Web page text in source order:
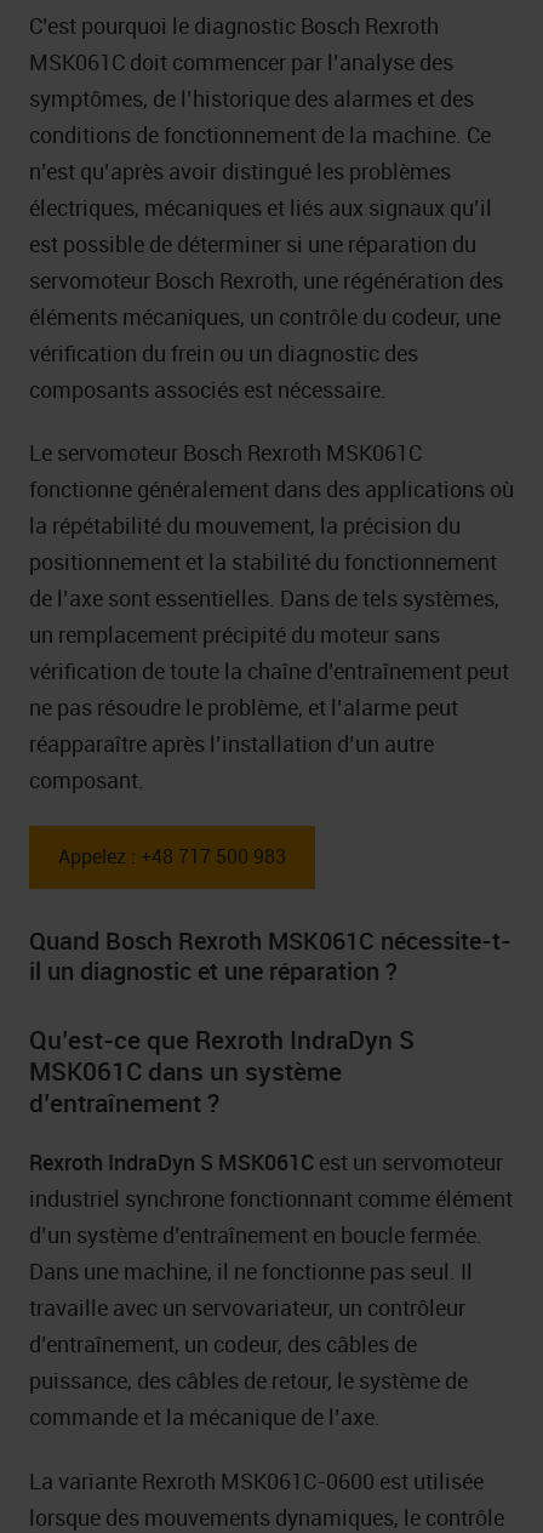
C’est pourquoi le diagnostic Bosch Rexroth
MSK061C doit commencer par l’analyse des
symptômes, de l’historique des alarmes et des
conditions de fonctionnement de la machine. Ce
n’est qu’après avoir distingué les problèmes
électriques, mécaniques et liés aux signaux qu’il
est possible de déterminer si une réparation du
servomoteur Bosch Rexroth, une régénération des
éléments mécaniques, un contrôle du codeur, une
vérification du frein ou un diagnostic des
composants associés est nécessaire.
Le servomoteur Bosch Rexroth MSK061C
fonctionne généralement dans des applications où
la répétabilité du mouvement, la précision du
positionnement et la stabilité du fonctionnement
de l’axe sont essentielles. Dans de tels systèmes,
un remplacement précipité du moteur sans
vérification de toute la chaîne d’entraînement peut
ne pas résoudre le problème, et l’alarme peut
réapparaître après l’installation d’un autre
composant.
Appelez : +48 717 500 983
Quand Bosch Rexroth MSK061C nécessite-t-
il un diagnostic et une réparation ?
Qu’est-ce que Rexroth IndraDyn S
MSK061C dans un système
d’entraînement ?
Rexroth IndraDyn S MSK061C est un servomoteur
industriel synchrone fonctionnant comme élément
d’un système d’entraînement en boucle fermée.
Dans une machine, il ne fonctionne pas seul. Il
travaille avec un servovariateur, un contrôleur
d’entraînement, un codeur, des câbles de
puissance, des câbles de retour, le système de
commande et la mécanique de l’axe.
La variante Rexroth MSK061C-0600 est utilisée
lorsque des mouvements dynamiques, le contrôle